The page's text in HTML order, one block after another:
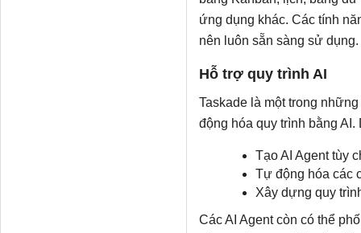
ứng dụng khác. Các tính
nên luôn sẵn sàng sử dụng.
Hỗ trợ quy trình AI
Taskade là một trong
động hóa quy trình bằng AI.
Tạo AI Agent tùy
Tự động hóa các
Xây dựng quy
Các AI Agent còn có thể